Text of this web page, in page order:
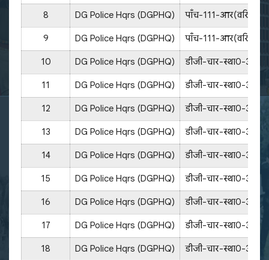
8 DG Police Hqrs (DGPHQ) पाँच-111-आर(वरिष्टता-
9 DG Police Hqrs (DGPHQ) पाँच-111-
10 DG Police Hqrs (DGPHQ) डीजी-चार-स्था0-384/
11 DG Police Hqrs (DGPHQ) डीजी-चार-स्था0-388/
12 DG Police Hqrs (DGPHQ) डीजी-चार-स्था0-392/
13 DG Police Hqrs (DGPHQ) डीजी-चार-स्था0-385/
14 DG Police Hqrs (DGPHQ) डीजी-चार-स्था0-387/
15 DG Police Hqrs (DGPHQ) डीजी-चार-स्था0-386/
16 DG Police Hqrs (DGPHQ) डीजी-चार-स्था0-389/
17 DG Police Hqrs (DGPHQ) डीजी-चार-स्था0-391/
18 DG Police Hqrs (DGPHQ) डीजी-चार-स्था0-393/